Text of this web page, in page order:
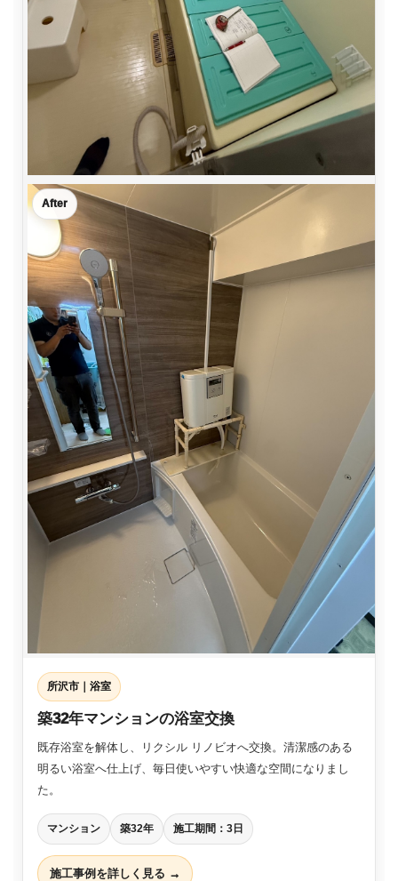
After
所沢市｜浴室
築32年マンションの浴室交換
既存浴室を解体し、リクシル リノビオへ交換。清潔感のある
明るい浴室へ仕上げ、毎日使いやすい快適な空間になりまし
た。
マンション 築32年 施工期間：3日
施工事例を詳しく見る →